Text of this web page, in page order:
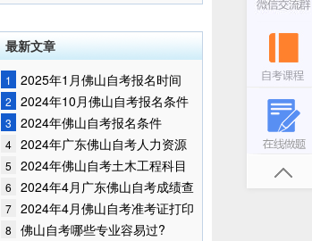
最新文章
1 2025年1月佛山自考报名时间
2
2024年10月佛山自考报名条件
已公布!
3 2024年佛山自考报名条件
4 2024年广东佛山自考人力资源
管理专业有哪些考试科目?
5
2024年佛山自考土木工程科目
都有哪些?
6
2024年4月广东佛山自考成绩查
询时间已确定
7 2024年4月佛山自考准考证打印
时间
8 佛山自考哪些专业容易过?